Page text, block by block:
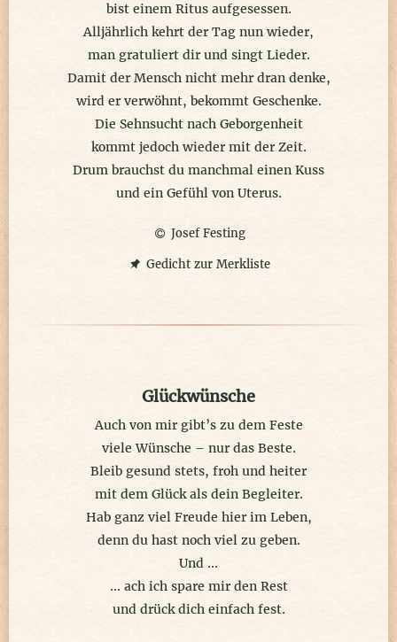
bist einem Ritus aufgesessen.
Alljährlich kehrt der Tag nun wieder,
man gratuliert dir und singt Lieder.
Damit der Mensch nicht mehr dran denke,
wird er verwöhnt, bekommt Geschenke.
Die Sehnsucht nach Geborgenheit
kommt jedoch wieder mit der Zeit.
Drum brauchst du manchmal einen Kuss
und ein Gefühl von Uterus.
Josef Festing
Gedicht zur Merkliste
Glückwünsche
Auch von mir gibt’s zu dem Feste
viele Wünsche – nur das Beste.
Bleib gesund stets, froh und heiter
mit dem Glück als dein Begleiter.
Hab ganz viel Freude hier im Leben,
denn du hast noch viel zu geben.
Und ...
... ach ich spare mir den Rest
und drück dich einfach fest.